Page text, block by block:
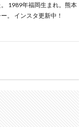
1989年福岡生まれ。熊本
。 インスタ更新中！